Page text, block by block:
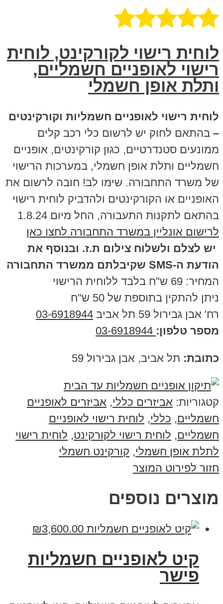
לוחית רישוי לקורקינט, לוחית
רישוי לאופניים חשמליים,
ותלת אופן חשמלי
לוחית רישוי לאופניים חשמליות וקורקינטים
– בהתאם לחוק יש לרשום כלי רכב קלים
ממונעים סטנדרטיים, כגון קורקינטים, אופניים
חשמליים ותלת אופן חשמלי, במערכות הרישוי
של משרד התחבורה. שימו לב! חובה לרשום את
האופניים או הקורקינטים ולהדביק לוחית רישוי
בהתאם לתקנות התעבורה, החל מיום 1.8.24
לרישום אונליין במשרד התחבורה לחצו כאן
יש לצלם ולשלוח צילום ת.ז. ובנוסף את
הודעת ה-SMS שקיבלתם ממשרד התחבורה
המחיר: 69 ש"ח בלבד ללוחית הרישוי
ניתן להתקין בתוספת של 50 ש"ח
רח' אבן גבירול 59 תל אביב
03-6918944
מספר טלפון:
כתובת: תל אביב, אבן גבירול 59
קטגוריות: אביזרים כללי, אביזרים לאופניים
חשמליים, כללי, לוחית רישוי לאופניים
חשמליים, לוחית רישוי לקורקינט, לוחית רישוי
לתלת אופן חשמלי, קורקינט חשמלי
חזור לפירוט המוצר
מוצרים נוספים
₪3,600.00
קיט לאופניים חשמליות
פישר